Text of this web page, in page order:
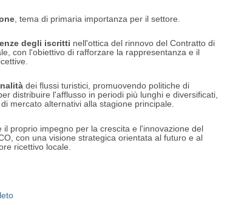
, tema di primaria importanza per il settore.
degli iscritti nell'ottica del rinnovo del Contratto di
con l'obiettivo di rafforzare la rappresentanza e il
dei flussi turistici, promuovendo politiche di
distribuire l'afflusso in periodi più lunghi e diversificati,
mercato alternativi alla stagione principale.
il proprio impegno per la crescita e l'innovazione del
con una visione strategica orientata al futuro e al
ricettivo locale.